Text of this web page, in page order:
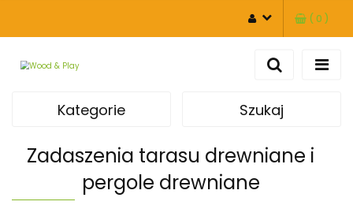
ZALOGUJ SIĘ
( 0 )
Kategorie Szukaj
Zadaszenia tarasu drewniane i
pergole drewniane